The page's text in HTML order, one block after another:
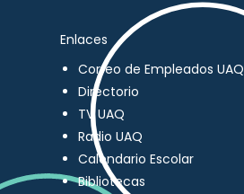
Enlaces
Correo de Empleados UAQ
Directorio
TV UAQ
Radio UAQ
Calendario Escolar
Bibliotecas